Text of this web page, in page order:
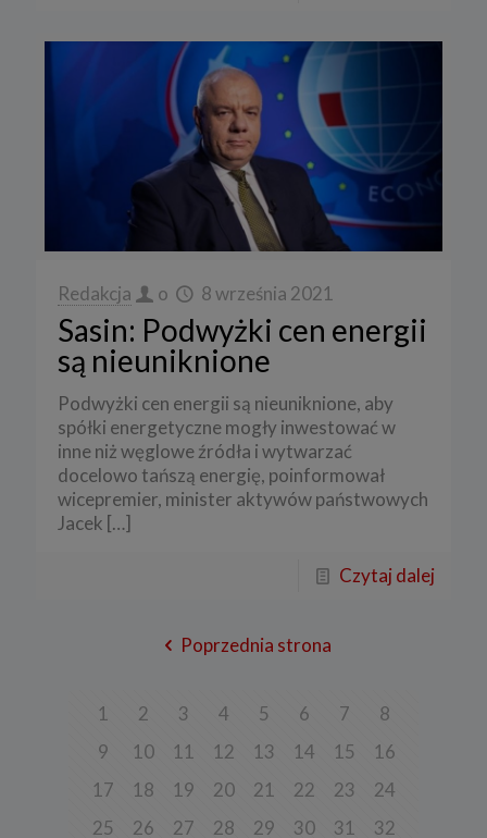
Redakcja o 8 września 2021
Sasin: Podwyżki cen energii
są nieuniknione
Podwyżki cen energii są nieuniknione, aby
spółki energetyczne mogły inwestować w
inne niż węglowe źródła i wytwarzać
docelowo tańszą energię, poinformował
wicepremier, minister aktywów państwowych
Jacek […]
Czytaj dalej
Poprzednia strona
1 2 3 4 5 6 7
8
9
10 11 12 13 14 15
16
17
18 19 20 21 22 23
24
25
26 27 28 29 30 31 32